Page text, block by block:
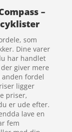
–
som
Dine varer
har handlet
giver mere
fordel
ligger
priser,
er ude efter.
lave en
fem